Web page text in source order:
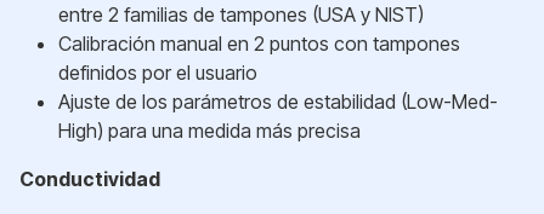
entre 2 familias de tampones (USA y NIST)
Calibración manual en 2 puntos con tampones
definidos por el usuario
Ajuste de los parámetros de estabilidad (Low-Med-
High) para una medida más precisa
Conductividad